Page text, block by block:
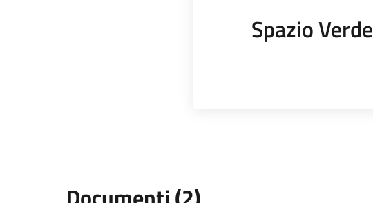
Spazio Verde